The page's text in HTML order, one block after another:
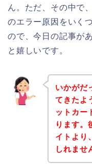
ん。ただ、その中で
のエラー原因をいく
ので、今日の記事が
と嬉しいです。
いかがだ
てきたよ
ットカー
ります。
イトより
しれませ